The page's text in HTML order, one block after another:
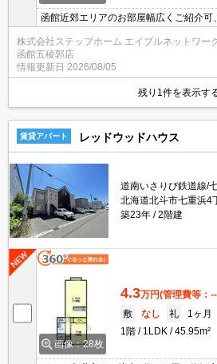
函館近郊エリアのお部屋幅広くご紹介可
い モニター付きインターホンなので来
面台が独立しており、歯磨きや洗顔など
なっております！
株式会社ステップホーム エイブルネットワー
函館五稜郭店
情報更新日 2026/08/05
残り1件を表示す
賃貸アパート レッドウッドハウス
道南いさりび鉄道線/
北海道北斗市七重浜4
築23年
2階建
画像：28枚
4.3万円(管理費等：
敷
なし 礼
1ヶ月
1階
1LDK 45.95m²